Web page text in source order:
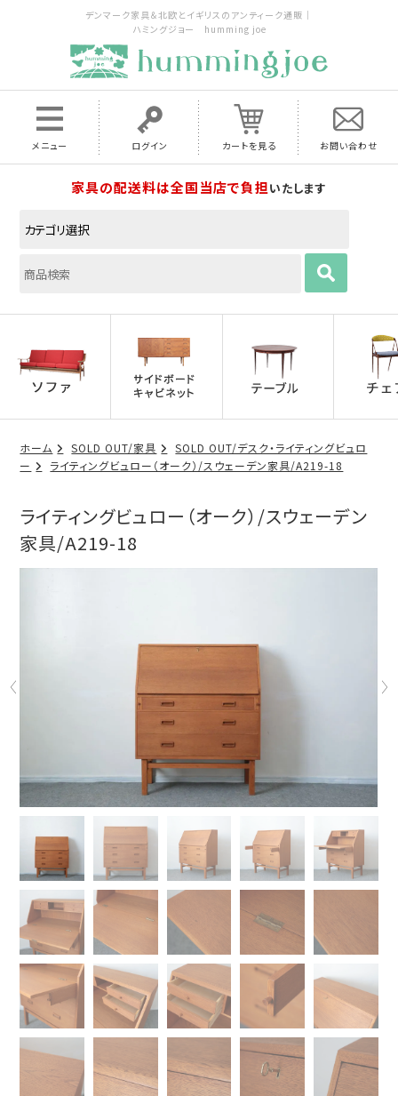
デンマーク家具＆北欧とイギリスのアンティーク通販｜
ハミングジョー humming joe
メニュー ログイン カートを見る お問い合わせ
家具の配送料は全国当店で負担いたします
ホーム SOLD OUT/家具
SOLD OUT/デスク・ライティングビュロ
ー
ライティングビュロー（オーク）/スウェーデン家具/A219-18
ライティングビュロー（オーク）/スウェーデン
家具/A219-18